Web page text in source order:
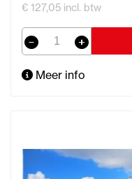
€ 127,05 incl. btw
Meer info